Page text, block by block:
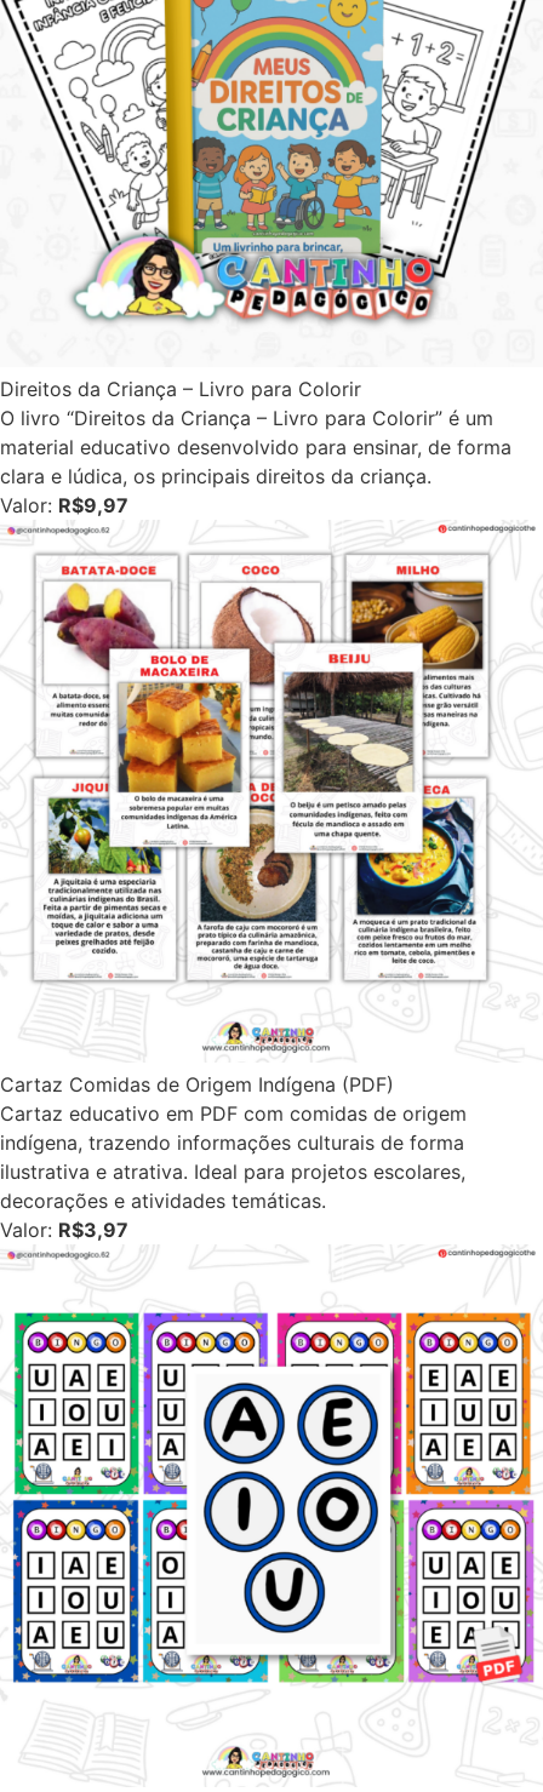
Direitos da Criança – Livro para Colorir
O livro “Direitos da Criança – Livro para Colorir” é um
material educativo desenvolvido para ensinar, de forma
clara e lúdica, os principais direitos da criança.
Valor: R$9,97
Cartaz Comidas de Origem Indígena (PDF)
Cartaz educativo em PDF com comidas de origem
indígena, trazendo informações culturais de forma
ilustrativa e atrativa. Ideal para projetos escolares,
decorações e atividades temáticas.
Valor: R$3,97